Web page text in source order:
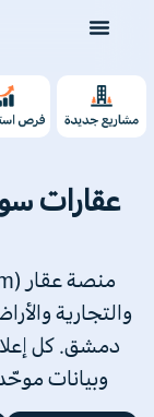
عقارات
والتجارية
دمشق. كل
وبيانات